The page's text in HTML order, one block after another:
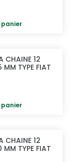
CHAINE 12
TYPE FIAT
CHAINE 12
TYPE FIAT